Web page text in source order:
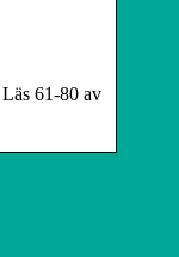
61-80 av